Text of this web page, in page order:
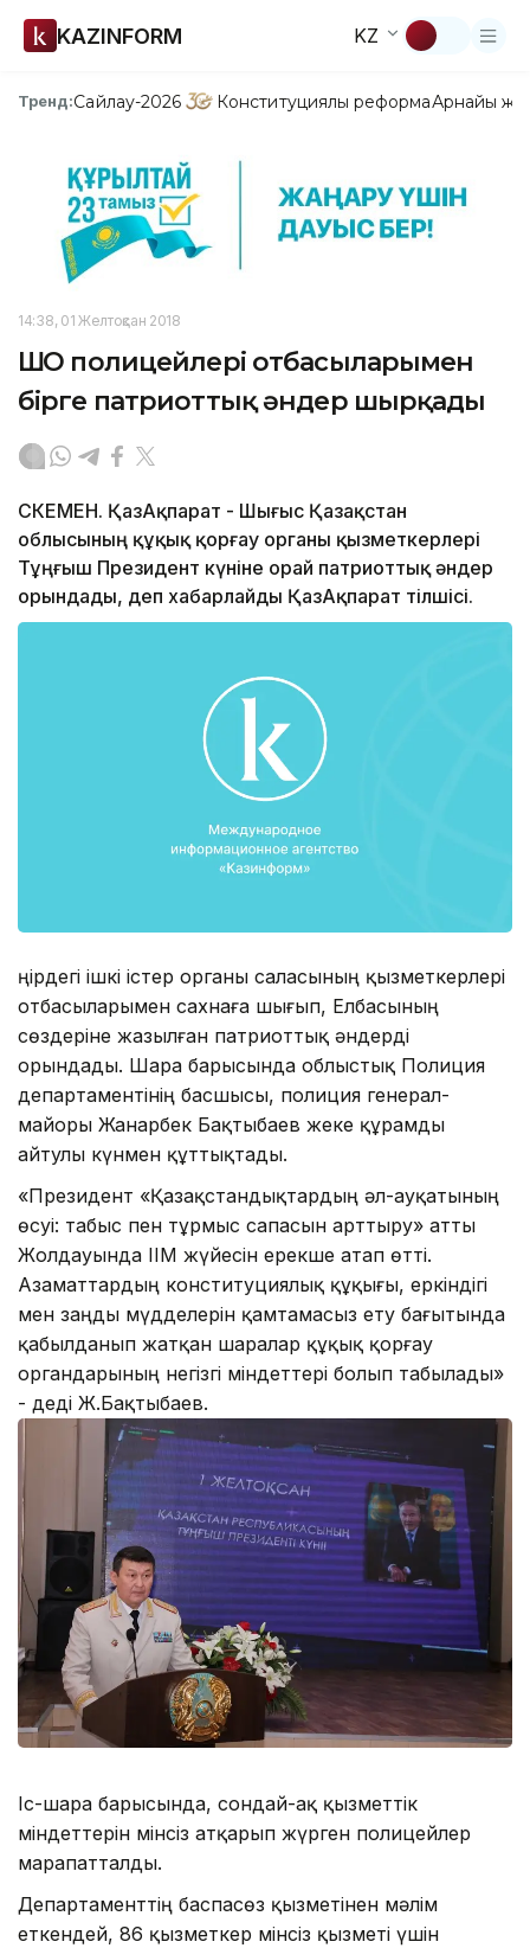
KAZINFORM KZ
Тренд:Сайлау-2026 Конституциялық реформаАрнайы
14:38, 01 Желтоқсан 2018
ШҚО полицейлері отбасыларымен
бірге патриоттық әндер шырқады
ӨСКЕМЕН. ҚазАқпарат - Шығыс Қазақстан
облысының құқық қорғау органы қызметкерлері
Тұңғыш Президент күніне орай патриоттық әндер
орындады, деп хабарлайды ҚазАқпарат тілшісі.
Өңірдегі ішкі істер органы саласының қызметкерлері
отбасыларымен сахнаға шығып, Елбасының
сөздеріне жазылған патриоттық әндерді
орындады. Шара барысында облыстық Полиция
департаментінің басшысы, полиция генерал-
майоры Жанарбек Бақтыбаев жеке құрамды
айтулы күнмен құттықтады.
«Президент «Қазақстандықтардың әл-ауқатының
өсуі: табыс пен тұрмыс сапасын арттыру» атты
Жолдауында ІІМ жүйесін ерекше атап өтті.
Азаматтардың конституциялық құқығы, еркіндігі
мен заңды мүдделерін қамтамасыз ету бағытында
қабылданып жатқан шаралар құқық қорғау
органдарының негізгі міндеттері болып табылады»
- деді Ж.Бақтыбаев.
Іс-шара барысында, сондай-ақ қызметтік
міндеттерін мінсіз атқарып жүрген полицейлер
марапатталды.
Департаменттің баспасөз қызметінен мәлім
еткендей, 86 қызметкер мінсіз қызметі үшін